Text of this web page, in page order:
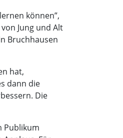
können”,
Jung und Alt
Bruchhausen
hat,
dann die
Die
Publikum